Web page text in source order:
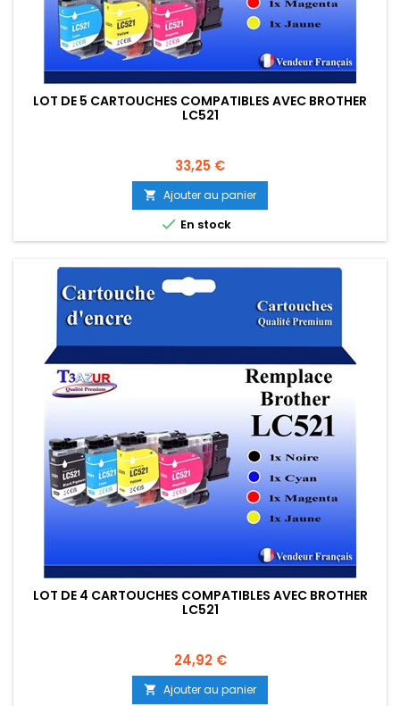
LOT DE 5 CARTOUCHES COMPATIBLES AVEC BROTHER
LC521
Prix
33,25 €
 Ajouter au panier
 En stock
LOT DE 4 CARTOUCHES COMPATIBLES AVEC BROTHER
LC521
Prix
24,92 €
 Ajouter au panier